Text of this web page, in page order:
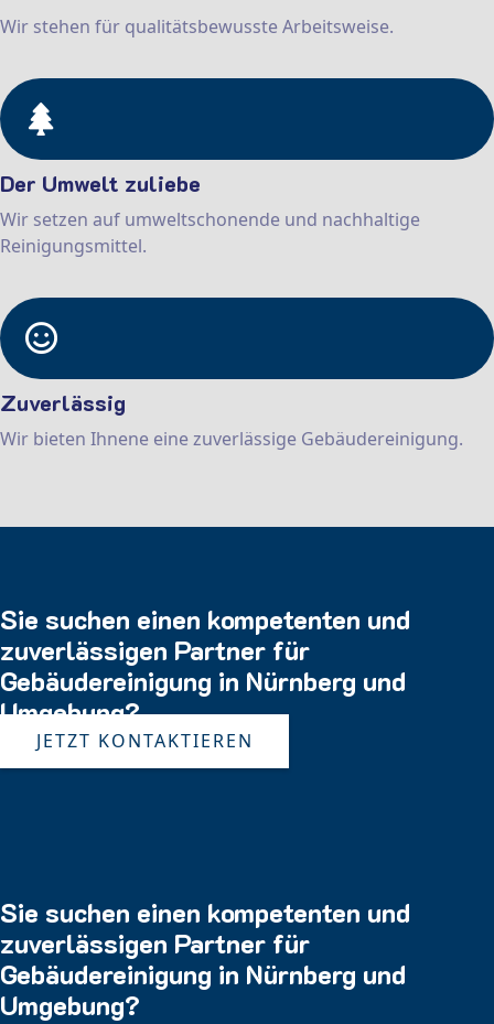
Wir stehen für qualitätsbewusste Arbeitsweise.
Der Umwelt zuliebe
Wir setzen auf umweltschonende und nachhaltige
Reinigungsmittel.
Zuverlässig
Wir bieten Ihnene eine zuverlässige Gebäudereinigung.
Sie suchen einen kompetenten und
zuverlässigen Partner für
Gebäudereinigung in Nürnberg und
Umgebung?
JETZT KONTAKTIEREN
Sie suchen einen kompetenten und
zuverlässigen Partner für
Gebäudereinigung in Nürnberg und
Umgebung?